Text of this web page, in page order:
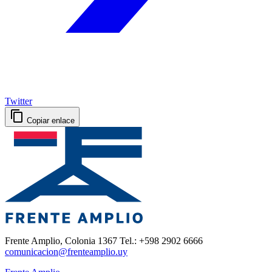
Twitter
Copiar enlace
Frente Amplio, Colonia 1367 Tel.: +598 2902 6666
comunicacion@frenteamplio.uy